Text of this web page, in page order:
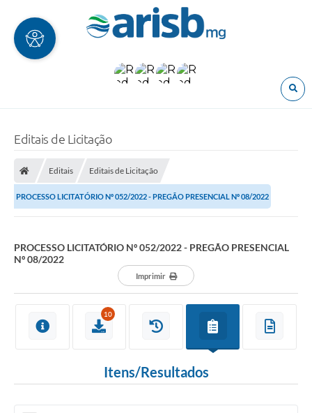
Editais de Licitação
Editais Editais de Licitação
PROCESSO LICITATÓRIO Nº 052/2022 - PREGÃO PRESENCIAL Nº 08/2022
PROCESSO LICITATÓRIO Nº 052/2022 - PREGÃO PRESENCIAL
Nº 08/2022
Imprimir
10
Itens/Resultados